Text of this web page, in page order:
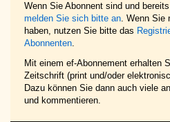
Wenn Sie Abonnent sind und
melden Sie sich bitte an. Wenn Sie
haben, nutzen Sie bitte das
Abonnenten.
Mit einem ef-Abonnement erhalten
Zeitschrift (print und/oder
Dazu können Sie dann auch viele
und kommentieren.